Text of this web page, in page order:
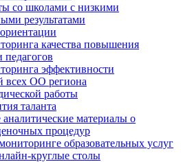
со школами с низкими
результатами
качества повышения
эффективности
всех ОО региона
работы
таланта
материалы о
процедур
образовательных услуг
круглые столы